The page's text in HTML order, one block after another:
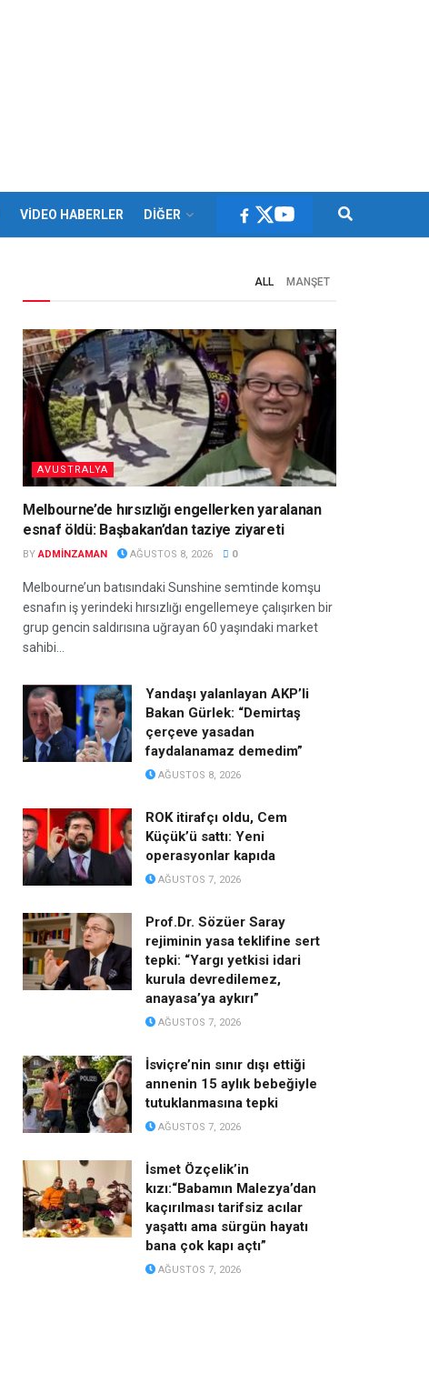
VİDEO HABERLER DİĞER
ALL MANŞET
AVUSTRALYA
Melbourne’de hırsızlığı engellerken yaralanan
esnaf öldü: Başbakan’dan taziye ziyareti
BY ADMINZAMAN AĞUSTOS 8, 2026 0
Melbourne’un batısındaki Sunshine semtinde komşu
esnafın iş yerindeki hırsızlığı engellemeye çalışırken bir
grup gencin saldırısına uğrayan 60 yaşındaki market
sahibi...
Yandaşı yalanlayan AKP’li
Bakan Gürlek: “Demirtaş
çerçeve yasadan
faydalanamaz demedim”
AĞUSTOS 8, 2026
ROK itirafçı oldu, Cem
Küçük’ü sattı: Yeni
operasyonlar kapıda
AĞUSTOS 7, 2026
Prof.Dr. Sözüer Saray
rejiminin yasa teklifine sert
tepki: “Yargı yetkisi idari
kurula devredilemez,
anayasa’ya aykırı”
AĞUSTOS 7, 2026
İsviçre’nin sınır dışı ettiği
annenin 15 aylık bebeğiyle
tutuklanmasına tepki
AĞUSTOS 7, 2026
İsmet Özçelik’in
kızı:“Babamın Malezya’dan
kaçırılması tarifsiz acılar
yaşattı ama sürgün hayatı
bana çok kapı açtı”
AĞUSTOS 7, 2026